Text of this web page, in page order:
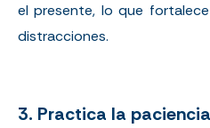
el presente, lo que
distracciones.
3. Practica la paciencia